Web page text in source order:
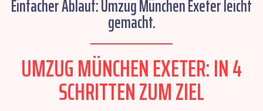
Einfacher Ablauf: Umzug München Exeter leicht
gemacht.
UMZUG MÜNCHEN EXETER: IN 4
SCHRITTEN ZUM ZIEL